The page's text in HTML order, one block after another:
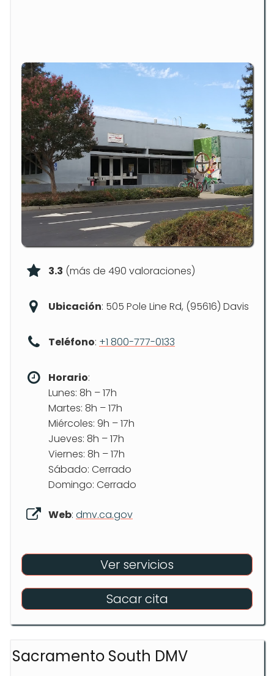
3.3 (más de 490 valoraciones)
Ubicación: 505 Pole Line Rd, (95616) Davis
Teléfono: +1 800-777-0133
Horario:
Lunes: 8h – 17h
Martes: 8h – 17h
Miércoles: 9h – 17h
Jueves: 8h – 17h
Viernes: 8h – 17h
Sábado: Cerrado
Domingo: Cerrado
Web: dmv.ca.gov
Ver servicios
Sacar cita
Sacramento South DMV